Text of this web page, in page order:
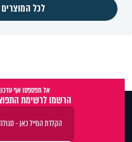
לכל המוצרים
אל תפספסו אף
הרשמו לרשימת